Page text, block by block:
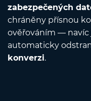
zabezpečených
chráněny přísnou
ověřováním — navíc
automaticky
konverzi.